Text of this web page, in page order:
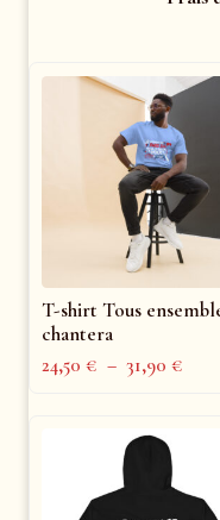
T-shirt Tous
chantera
24,50€ – 31,90€